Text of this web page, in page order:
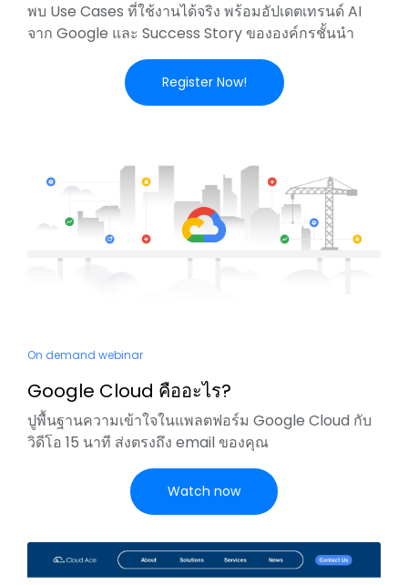
พบ Use Cases ที่ใช้งานได้จริง พร้อมอัปเดตเทรนด์ AI
จาก Google และ Success Story ขององค์กรชั้นนำ
Register Now!
On demand webinar
Google Cloud คืออะไร?
ปูพื้นฐานความเข้าใจในแพลตฟอร์ม Google Cloud กับ
วิดีโอ 15 นาที ส่งตรงถึง email ของคุณ
Watch now